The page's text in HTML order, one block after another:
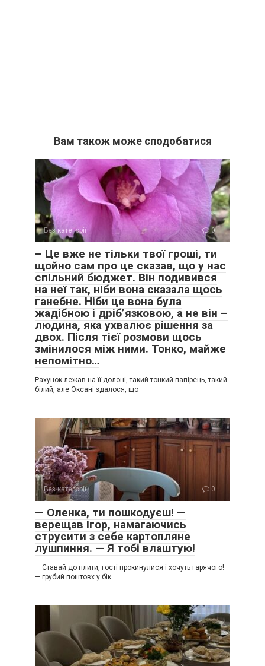
Вам також може сподобатися
Без категорії 0
– Це вже не тільки твої гроші, ти
щойно сам про це сказав, що у нас
спільний бюджет. Він подивився
на неї так, ніби вона сказала щось
ганебне. Ніби це вона була
жадібною і дріб’язковою, а не він –
людина, яка ухвалює рішення за
двох. Після тієї розмови щось
змінилося між ними. Тонко, майже
непомітно…
Рахунок лежав на її долоні, такий тонкий папірець, такий
білий, але Оксані здалося, що
Без категорії 0
— Оленка, ти пошкодуєш! —
верещав Ігор, намагаючись
струсити з себе картопляне
лушпиння. — Я тобі влаштую!
— Ставай до плити, гості прокинулися і хочуть гарячого!
— грубий поштовх у бік